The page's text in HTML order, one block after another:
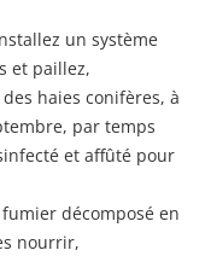
un système
et paillez,
haies conifères, à
par temps
et affûté pour
décomposé en
nourrir,